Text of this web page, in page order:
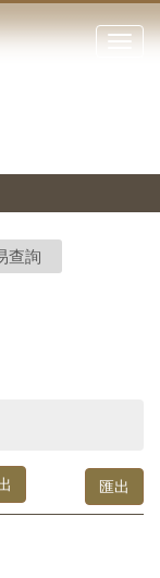
點
閉
站
停、
圖
圖
結
查詢